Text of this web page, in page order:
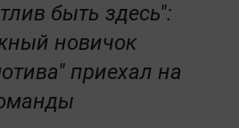
быть здесь":
новичок
приехал на